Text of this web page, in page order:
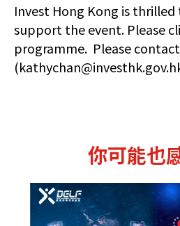
Invest Hong Kong is
support the event. Please
programme. Please
你可能也